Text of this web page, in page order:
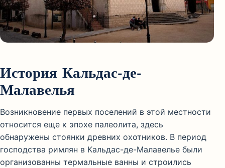
История Кальдас-де-
Малавелья
Возникновение первых поселений в этой местности
относится еще к эпохе палеолита, здесь
обнаружены стоянки древних охотников. В период
господства римлян в Кальдас-де-Малавелье были
организованны термальные ванны и строились